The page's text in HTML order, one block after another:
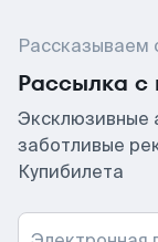
Рассказываем
Рассылка с
Эксклюзивные
заботливые
Купибилета